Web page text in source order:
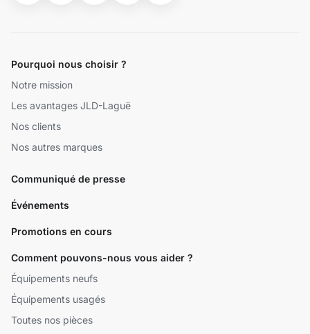
Pourquoi nous choisir ?
Notre mission
Les avantages JLD-Laguë
Nos clients
Nos autres marques
Communiqué de presse
Événements
Promotions en cours
Comment pouvons-nous vous aider ?
Équipements neufs
Équipements usagés
Toutes nos pièces